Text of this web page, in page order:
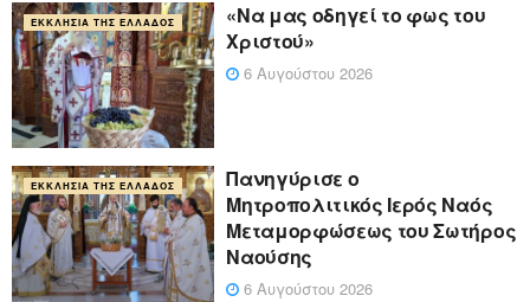
ΕΚΚΛΗΣΊΑ ΤΗΣ ΕΛΛΆΔΟΣ
«Να μας οδηγεί το φως του
Χριστού»
6 Αυγούστου 2026
ΕΚΚΛΗΣΊΑ ΤΗΣ ΕΛΛΆΔΟΣ
Πανηγύρισε ο
Μητροπολιτικός Ιερός Ναός
Μεταμορφώσεως του Σωτήρος
Ναούσης
6 Αυγούστου 2026